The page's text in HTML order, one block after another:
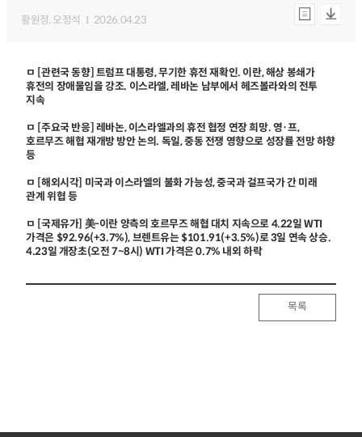
황원정, 오정석 2026.04.23
ㅁ [관련국 동향] 트럼프 대통령, 무기한 휴전 재확인. 이란, 해상 봉쇄가
휴전의 장애물임을 강조. 이스라엘, 레바논 남부에서 헤즈볼라와의 전투
지속
ㅁ [주요국 반응] 레바논, 이스라엘과의 휴전 협정 연장 희망. 영·프,
호르무즈 해협 재개방 방안 논의. 독일, 중동 전쟁 영향으로 성장률 전망 하향
등
ㅁ [해외시각] 미국과 이스라엘의 불화 가능성, 중국과 걸프국가 간 미래
관계 위협 등
ㅁ [국제유가] 美-이란 양측의 호르무즈 해협 대치 지속으로 4.22일 WTI
가격은 $92.96(+3.7%), 브렌트유는 $101.91(+3.5%)로 3일 연속 상승.
4.23일 개장초(오전 7~8시) WTI 가격은 0.7% 내외 하락
목록